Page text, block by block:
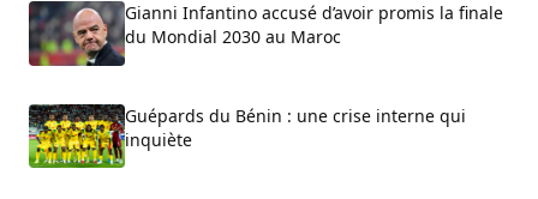
Gianni Infantino accusé d’avoir promis la finale
du Mondial 2030 au Maroc
Guépards du Bénin : une crise interne qui
inquiète